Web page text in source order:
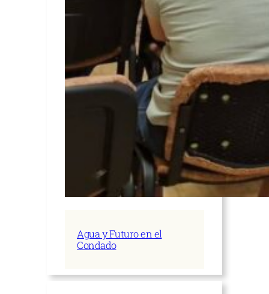
Agua y Futuro en el
Condado